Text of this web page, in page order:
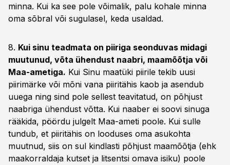
minna. Kui ka see pole võimalik, palu kohale minna
oma sõbral või sugulasel, keda usaldad.
8. Kui sinu teadmata on piiriga seonduvas midagi
muutunud, võta ühendust naabri, maamõõtja või
Maa-ametiga. Kui Sinu maatüki piirile tekib uusi
piirimärke või mõni vana piiritähis kaob ja asendub
uuega ning sind pole sellest teavitatud, on põhjust
naabriga ühendust võtta. Kui naaber ei soovi sinuga
rääkida, pöördu julgelt Maa-ameti poole. Kui sulle
tundub, et piiritähis on looduses oma asukohta
muutnud, siis on sul kindlasti põhjust maamõõtja (ehk
maakorraldaja kutset ja litsentsi omava isiku) poole